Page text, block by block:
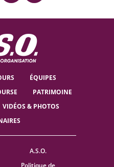
ÉQUIPES
PATRIMOINE
VIDÉOS & PHOTOS
A.S.O.
Politique de